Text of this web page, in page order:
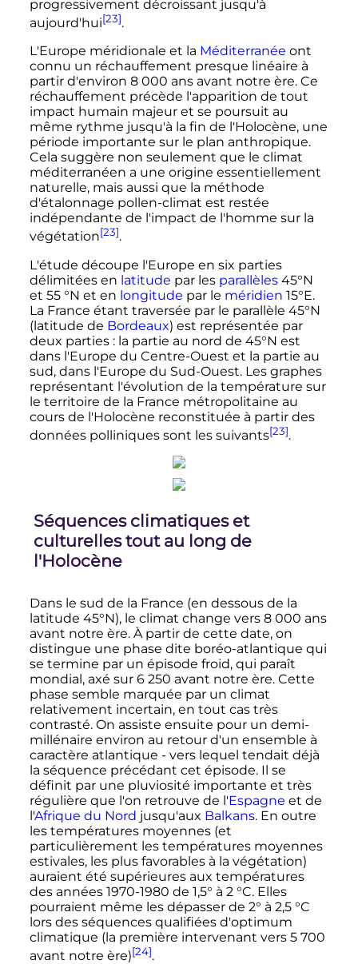
progressivement décroissant jusqu'à
aujourd'hui[23].
L'Europe méridionale et la Méditerranée ont
connu un réchauffement presque linéaire à
partir d'environ 8 000 ansavant notre ère. Ce
réchauffement précède l'apparition de tout
impact humain majeur et se poursuit au
même rythme jusqu'à la fin de l'Holocène, une
période importante sur le plan anthropique.
Cela suggère non seulement que le climat
méditerranéen a une origine essentiellement
naturelle, mais aussi que la méthode
d'étalonnage pollen-climat est restée
indépendante de l'impact de l'homme sur la
végétation[23].
L'étude découpe l'Europe en six parties
délimitées en latitude par les parallèles45°N
et 55 °N et en longitude par le méridien 15°E.
La France étant traversée par le parallèle 45°N
(latitude de Bordeaux) est représentée par
deux parties : la partie au nord de 45°N est
dans l'Europe du Centre-Ouest et la partie au
sud, dans l'Europe du Sud-Ouest. Les graphes
représentant l'évolution de la température sur
le territoire de la France métropolitaine au
cours de l'Holocène reconstituée à partir des
données polliniques sont les suivants[23].
Séquences climatiques et
culturelles tout au long de
l'Holocène
Dans le sud de la France (en dessous de la
latitude 45°N), le climat change vers 8 000 ans
avant notre ère. À partir de cette date, on
distingue une phase dite boréo-atlantique qui
se termine par un épisode froid, qui paraît
mondial, axé sur 6 250 avant notre ère. Cette
phase semble marquée par un climat
relativement incertain, en tout cas très
contrasté. On assiste ensuite pour un demi-
millénaire environ au retour d'un ensemble à
caractère atlantique - vers lequel tendait déjà
la séquence précédant cet épisode. Il se
définit par une pluviosité importante et très
régulière que l'on retrouve de l'Espagne et de
l'Afrique du Nord jusqu'aux Balkans. En outre
les températures moyennes (et
particulièrement les températures moyennes
estivales, les plus favorables à la végétation)
auraient été supérieures aux températures
des années 1970-1980 de 1,5° à 2 °C. Elles
pourraient même les dépasser de 2° à 2,5 °C
lors des séquences qualifiées d'optimum
climatique (la première intervenant vers 5 700
avant notre ère)[24].